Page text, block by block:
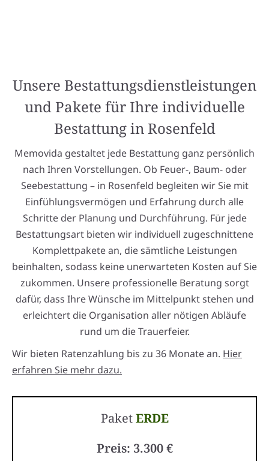
Unsere Bestattungsdienstleistungen
und Pakete für Ihre individuelle
Bestattung in Rosenfeld
Memovida gestaltet jede Bestattung ganz persönlich
nach Ihren Vorstellungen. Ob Feuer-, Baum- oder
Seebestattung – in Rosenfeld begleiten wir Sie mit
Einfühlungsvermögen und Erfahrung durch alle
Schritte der Planung und Durchführung. Für jede
Bestattungsart bieten wir individuell zugeschnittene
Komplettpakete an, die sämtliche Leistungen
beinhalten, sodass keine unerwarteten Kosten auf Sie
zukommen. Unsere professionelle Beratung sorgt
dafür, dass Ihre Wünsche im Mittelpunkt stehen und
erleichtert die Organisation aller nötigen Abläufe
rund um die Trauerfeier.
Wir bieten Ratenzahlung bis zu 36 Monate an. Hier
erfahren Sie mehr dazu.
PaketERDE
Preis: 3.300 €